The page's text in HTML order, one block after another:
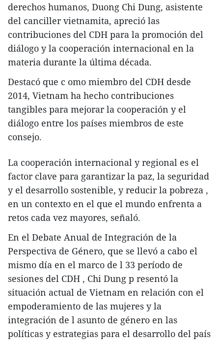
derechos humanos, Duong Chi Dung, asistente
del canciller vietnamita, apreció las
contribuciones del CDH para la promoción del
diálogo y la cooperación internacional en la
materia durante la última década.
Destacó que c omo miembro del CDH desde
2014, Vietnam ha hecho contribuciones
tangibles para mejorar la cooperación y el
diálogo entre los países miembros de este
consejo.
La cooperación internacional y regional es el
factor clave para garantizar la paz, la seguridad
y el desarrollo sostenible, y reducir la pobreza ,
en un contexto en el que el mundo enfrenta a
retos cada vez mayores, señaló.
En el Debate Anual de Integración de la
Perspectiva de Género, que se llevó a cabo el
mismo día en el marco de l 33 período de
sesiones del CDH , Chi Dung p resentó la
situación actual de Vietnam en relación con el
empoderamiento de las mujeres y la
integración de l asunto de género en las
políticas y estrategias para el desarrollo del país